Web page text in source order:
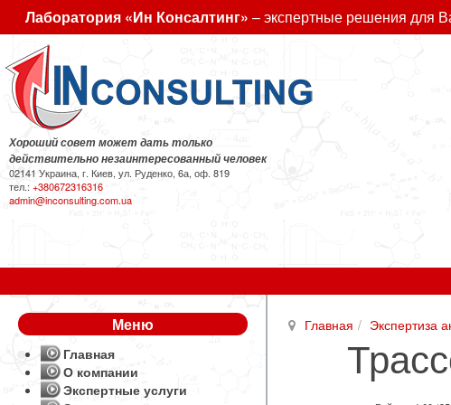
Лаборатория «Ин Консалтинг» – экспертные решения для
Хороший совет может дать только
действительно незаинтересованный человек
02141 Украина, г. Киев, ул. Руденко, 6а, оф. 819
тел.:+380672316316
admin@inconsulting.com.ua
Главная Экспертиза
Меню
Главная
О компании
Экспертные услуги